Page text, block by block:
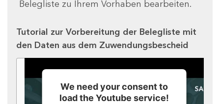
Belegliste zu Ihrem Vorhaben bearbeiten.
Tutorial zur Vorbereitung der Belegliste mit
den Daten aus dem Zuwendungsbescheid
We need your consent to
load the Youtube service!